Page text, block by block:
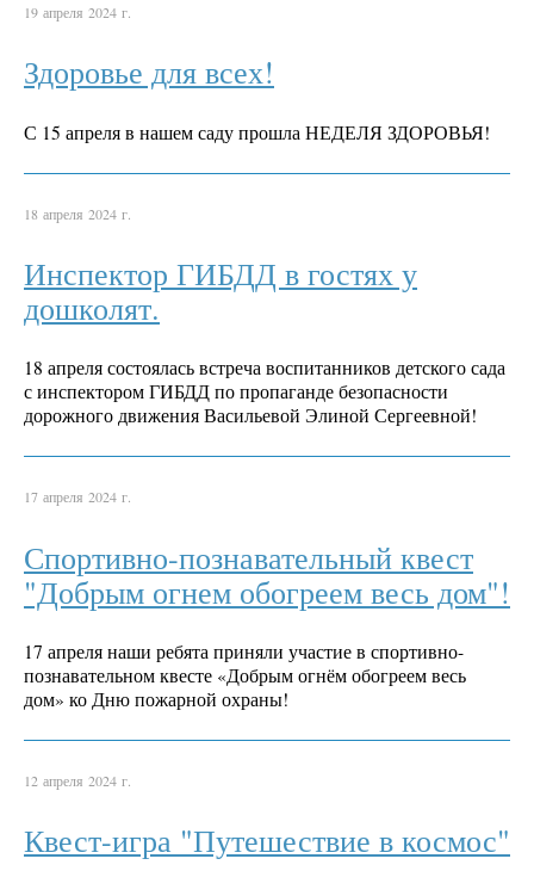
19 апреля 2024 г.
Здоровье для всех!
С 15 апреля в нашем саду прошла НЕДЕЛЯ ЗДОРОВЬЯ!
18 апреля 2024 г.
Инспектор ГИБДД в гостях у
дошколят.
18 апреля состоялась встреча воспитанников детского сада
с инспектором ГИБДД по пропаганде безопасности
дорожного движения Васильевой Элиной Сергеевной!
17 апреля 2024 г.
Спортивно-познавательный квест
"Добрым огнем обогреем весь дом"!
17 апреля наши ребята приняли участие в спортивно-
познавательном квесте «Добрым огнём обогреем весь
дом» ко Дню пожарной охраны!
12 апреля 2024 г.
Квест-игра "Путешествие в космос"